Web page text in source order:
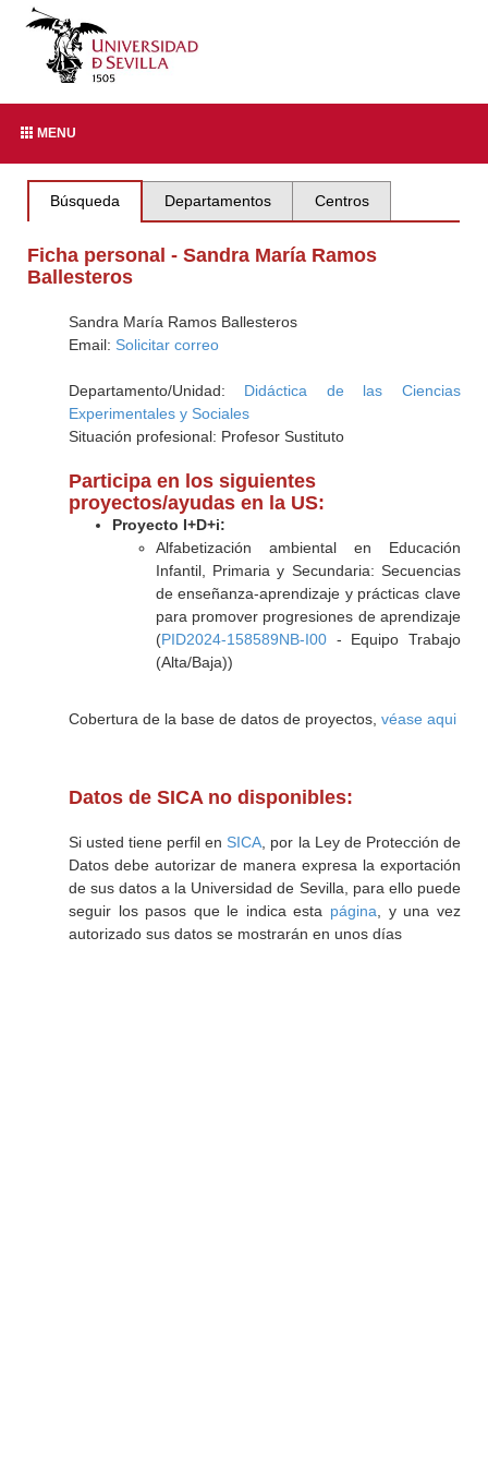
MENU
Búsqueda Departamentos Centros
Ficha personal - Sandra María Ramos
Ballesteros
Sandra María Ramos Ballesteros
Email: Solicitar correo
Departamento/Unidad: Didáctica de las Ciencias
Experimentales y Sociales
Situación profesional: Profesor Sustituto
Participa en los siguientes
proyectos/ayudas en la US:
Proyecto I+D+i:
Alfabetización ambiental en Educación
Infantil, Primaria y Secundaria: Secuencias
de enseñanza-aprendizaje y prácticas clave
para promover progresiones de aprendizaje
(PID2024-158589NB-I00- Equipo Trabajo
(Alta/Baja))
Cobertura de la base de datos de proyectos, véase aqui
Datos de SICA no disponibles:
Si usted tiene perfil en SICA , por la Ley de Protección de
Datos debe autorizar de manera expresa la exportación
de sus datos a la Universidad de Sevilla, para ello puede
seguir los pasos que le indica esta página , y una vez
autorizado sus datos se mostrarán en unos días